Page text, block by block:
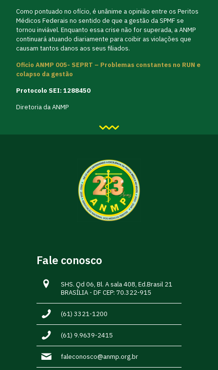
Como pontuado no ofício, é unânime a opinião entre os Peritos
Médicos Federais no sentido de que a gestão da SPMF se
tornou inviável. Enquanto essa crise não for superada, a ANMP
continuará atuando diariamente para coibir as violações que
causam tantos danos aos seus filiados.
Oficio ANMP 005- SEPRT – Problemas constantes no RUN e
colapso da gestão
Protocolo SEI: 1288450
Diretoria da ANMP
Fale conosco
SHS. Qd 06, Bl. A sala 408, Ed.Brasil 21
BRASÍLIA - DF CEP: 70.322-915
(61) 3321-1200
(61) 9.9639-2415
faleconosco@anmp.org.br